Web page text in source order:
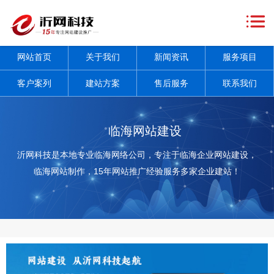
首
页
于
我
新
闻
服
网站首页 关于我们 新闻资讯 服务项目
客户案列 建站方案 售后服务 联系我们
临海网站建设
沂网科技是本地专业临海网络公司，专注于临海企业网站建设，
临海网站制作，15年网站推广经验服务多家企业建站！